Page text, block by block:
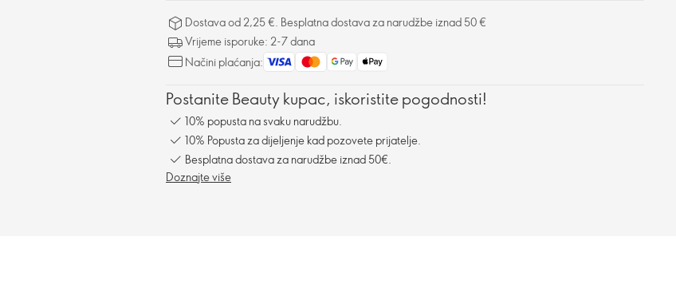
Dostava od 2,25 €. Besplatna dostava za narudžbe iznad 50 €
Vrijeme isporuke: 2-7 dana
Načini plaćanja:
Postanite Beauty kupac, iskoristite pogodnosti!
10% popusta na svaku narudžbu.
10% Popusta za dijeljenje kad pozovete prijatelje.
Besplatna dostava za narudžbe iznad 50€.
Doznajte više